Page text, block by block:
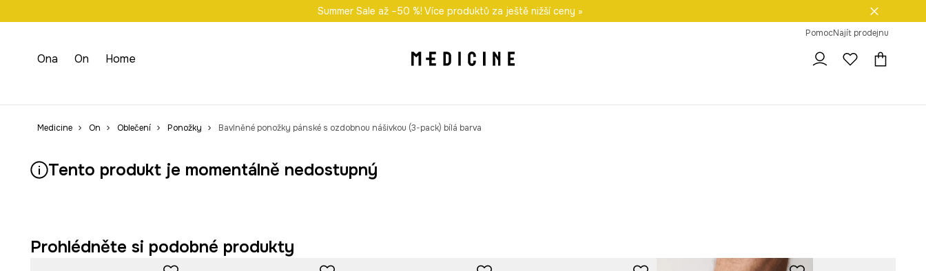
Doprava zdarma při nákupu nad 1 200 Kč Odeslání i do 24 hodin
Summer Sale až –50 %! Více produktů za ještě nižší ceny »
PomocNajít prodejnu
Ona On Home
Medicine On Oblečení Ponožky Bavlněné ponožky pánské s ozdobnou nášivkou (3-pack) bílá barva
Tento produkt je momentálně nedostupný
Prohlédněte si podobné produkty